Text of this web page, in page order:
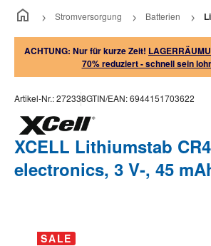
Stromversorgung Batterien
ACHTUNG: Nur für kurze Zeit!
70% reduziert - schnell sein
Artikel-Nr.:272338GTIN/EAN:6944151703622
XCELL Lithiumstab
electronics, 3 V-, 45
Bildergalerie überspringen
SALE